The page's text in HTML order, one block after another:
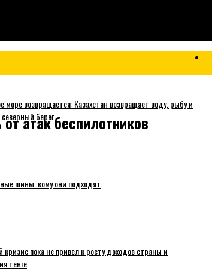
море возвращается: Казахстан возвращает воду, рыбу и
берег
шины: кому они подходят
кризис пока не привел к росту доходов страны и
тенге
атак беспилотников